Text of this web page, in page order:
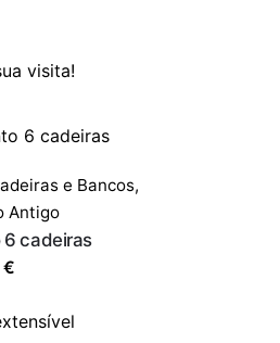
visita!
e Bancos,
Antigo
6 cadeiras
€